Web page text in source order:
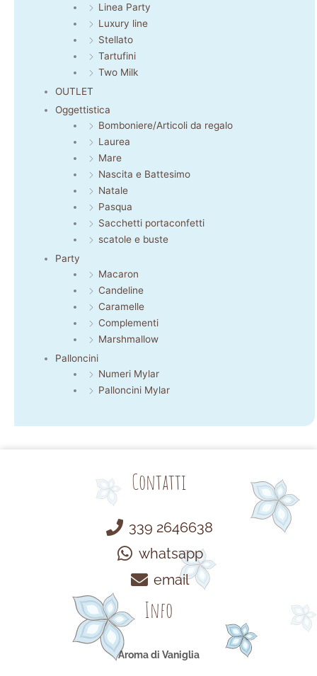
Linea Party
Luxury line
Stellato
Tartufini
Two Milk
OUTLET
Oggettistica
Bomboniere/Articoli da regalo
Laurea
Mare
Nascita e Battesimo
Natale
Pasqua
Sacchetti portaconfetti
scatole e buste
Party
Macaron
Candeline
Caramelle
Complementi
Marshmallow
Palloncini
Numeri Mylar
Palloncini Mylar
Contatti
339 2646638
whatsapp
email
Info
Aroma di Vaniglia